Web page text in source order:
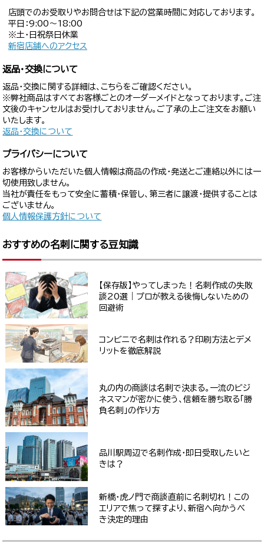
店頭でのお受取りやお問合せは下記の営業時間に対応しております。
平日：9:00〜18:00
※土・日祝祭日休業
新宿店舗へのアクセス
返品・交換について
返品・交換に関する詳細は、こちらをご確認ください。
※弊社商品はすべてお客様ごとのオーダーメイドとなっております。ご注
文後のキャンセルはお受けしておりません。ご了承の上ご注文をお願い
いたします。
返品・交換について
プライバシーについて
お客様からいただいた個人情報は商品の作成・発送とご連絡以外には一
切使用致しません。
当社が責任をもって安全に蓄積・保管し、第三者に譲渡・提供することは
ございません。
個人情報保護方針について
おすすめの名刺に関する豆知識
【保存版】やってしまった！名刺作成の失敗
談20選｜プロが教える後悔しないための
回避術
コンビニで名刺は作れる？印刷方法とデメ
リットを徹底解説
丸の内の商談は名刺で決まる。一流のビジ
ネスマンが密かに使う、信頼を勝ち取る「勝
負名刺」の作り方
品川駅周辺で名刺作成・即日受取したいと
きは？
新橋・虎ノ門で商談直前に名刺切れ！この
エリアで焦って探すより、新宿へ向かうべ
き決定的理由